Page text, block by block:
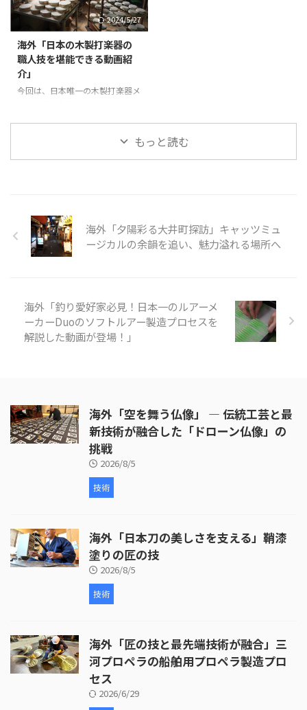
ます。最初に砂型に砂を詰め、余
分なガスを抜いて準備します。そ
の後、砂型を反転させて次の工程
に備えます。 次に、インゴット
と呼ばれる金属塊を溶解炉に入れ
て溶かします。溶解中には不純物
を除去し、温度を適切に管理しま
型から鋳造物を取り出しま ...
の手仕事や精密な機械加工が、製
品の品質と美しさを生み出す過程
2024/5/27
海外「日本の木製打楽器の
職人技を堪能できる動画紹
介」
今回は、日本唯一の木製打楽器メ
タンバリンや他の打楽器の製造プ
ロセスを見ることができます。
出し、穴あけ、ジングルの取り付
けなど、細部にわたる丹念な作業
が行われています。 次に、皮革の
取り付けが行われます。ここで
した技術が必要 ...
もっと読む
海外「夕陽彩る大井町探訪」キャッツミュ
ージカルの余韻を追い、魅力溢れる場所へ
海外「釣り愛好家必見！日本一のルアーメ
ーカーDuoのソフトルアー製造プロセスを
解説した動画が登場！」
海外「空を舞う仏像」 ― 伝統工芸と最
新技術が融合した「ドローン仏像」の
挑戦
2026/8/5
技術
海外「日本刀の美しさを支える」鞘漆
塗りの匠の技
2026/8/5
技術
海外「匠の技と最先端技術が融合」三
河プロペラの船舶用プロペラ製造プロ
セス
2026/6/29